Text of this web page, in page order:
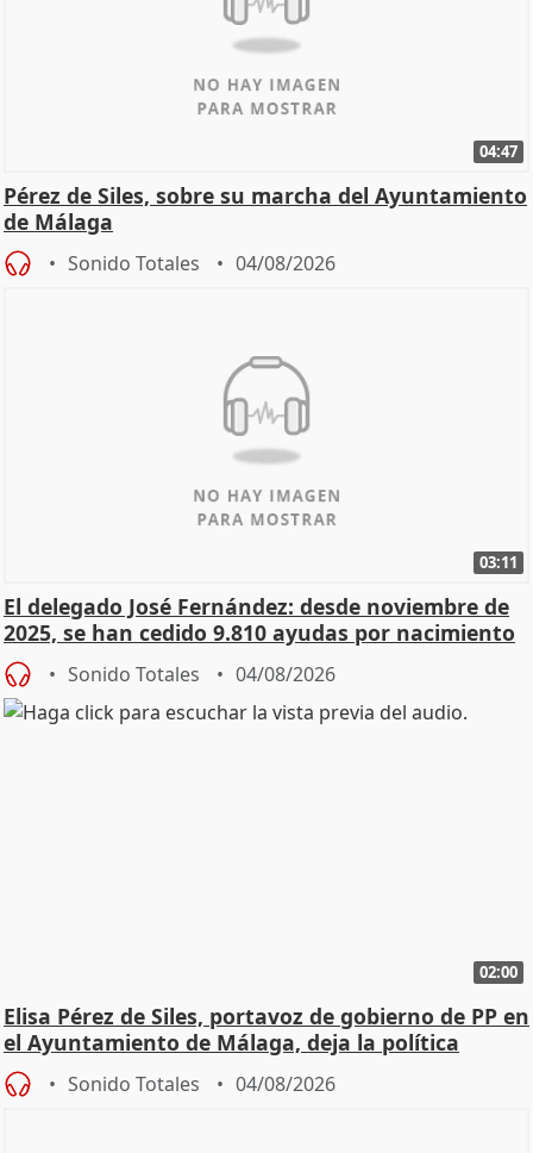
04:47
Pérez de Siles, sobre su marcha del Ayuntamiento
de Málaga
Sonido Totales 04/08/2026
03:11
El delegado José Fernández: desde noviembre de
2025, se han cedido 9.810 ayudas por nacimiento
Sonido Totales 04/08/2026
02:00
Elisa Pérez de Siles, portavoz de gobierno de PP en
el Ayuntamiento de Málaga, deja la política
Sonido Totales 04/08/2026